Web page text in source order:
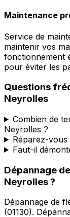
Maintenance
Service de
maintenir vos
fonctionnement
pour éviter les
Questions
Neyrolles
Combien de
Neyrolles ?
Réparez-vous
Faut-il
Dépannage
Neyrolles?
Dépannage de
(01130).